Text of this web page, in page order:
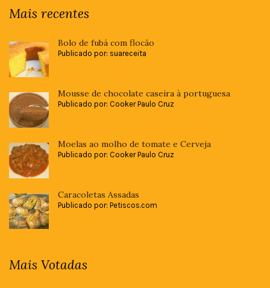
Mais recentes
Bolo de fubá com flocão
Publicado por: suareceita
Mousse de chocolate caseira à portuguesa
Publicado por: Cooker Paulo Cruz
Moelas ao molho de tomate e Cerveja
Publicado por: Cooker Paulo Cruz
Caracoletas Assadas
Publicado por: Petiscos.com
Mais Votadas